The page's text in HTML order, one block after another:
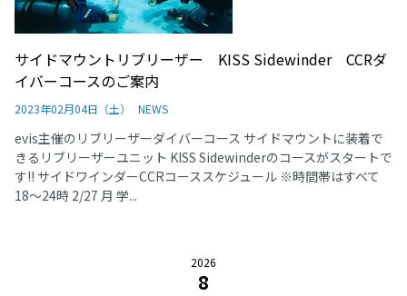
サイドマウントリブリーザー KISS Sidewinder CCRダ
イバーコースのご案内
2023年02月04日（土） NEWS
evis主催のリブリーザーダイバーコース サイドマウントに装着で
きるリブリーザーユニット KISS Sidewinderのコースがスタートで
す!! サイドワインダーCCRコーススケジュール ※時間帯はすべて
18～24時 2/27 月 学...
2026
8